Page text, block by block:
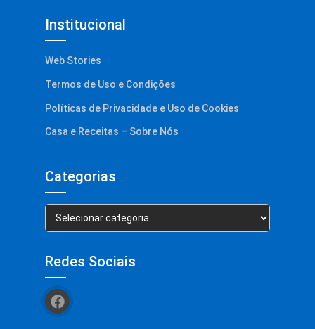
Institucional
Web Stories
Termos de Uso e Condições
Políticas de Privacidade e Uso de Cookies
Casa e Receitas – Sobre Nós
Categorias
Categorias
Redes Sociais